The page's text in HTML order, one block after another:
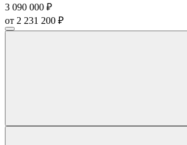
3 090 000 ₽
от 2 231 200 ₽